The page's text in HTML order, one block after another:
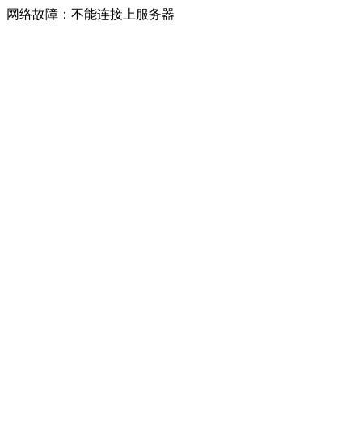
网络故障：不能连接上服务器